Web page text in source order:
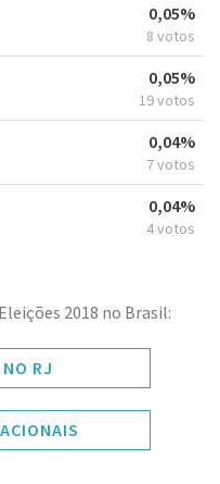
0,05%
8 votos
0,05%
19 votos
0,04%
7 votos
0,04%
4 votos
2018 no Brasil:
RJ